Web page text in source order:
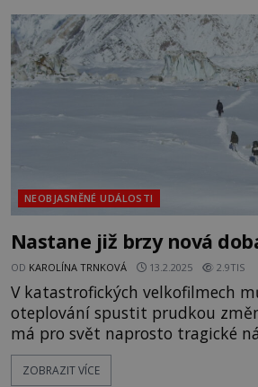
do zcela nového a chmurného světla.
skrývá
NEOBJASNĚNÉ UDÁLOSTI
Nastane již brzy nová
OD KAROLÍNA TRNKOVÁ 13.2.2025 2.9TIS
V katastrofických velkofilmech
oteplování spustit prudkou
má pro svět naprosto tragické
planetě se ochladí a nastane
Množství vody z tajících
ZOBRAZIT VÍCE